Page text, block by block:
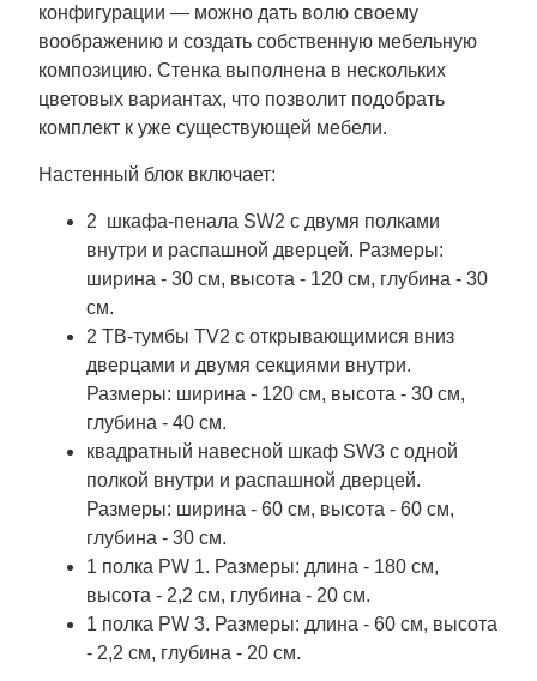
конфигурации — можно дать волю своему
воображению и создать собственную мебельную
композицию. Стенка выполнена в нескольких
цветовых вариантах, что позволит подобрать
комплект к уже существующей мебели.
Настенный блок включает:
2 шкафа-пенала SW2 с двумя полками
внутри и распашной дверцей. Размеры:
ширина - 30 см, высота - 120 см, глубина - 30
см.
2 ТВ-тумбы TV2 с открывающимися вниз
дверцами и двумя секциями внутри.
Размеры: ширина - 120 см, высота - 30 см,
глубина - 40 см.
квадратный навесной шкаф SW3 с одной
полкой внутри и распашной дверцей.
Размеры: ширина - 60 см, высота - 60 см,
глубина - 30 см.
1 полка PW 1. Размеры: длина - 180 см,
высота - 2,2 см, глубина - 20 см.
1 полка PW 3. Размеры: длина - 60 см, высота
- 2,2 см, глубина - 20 см.